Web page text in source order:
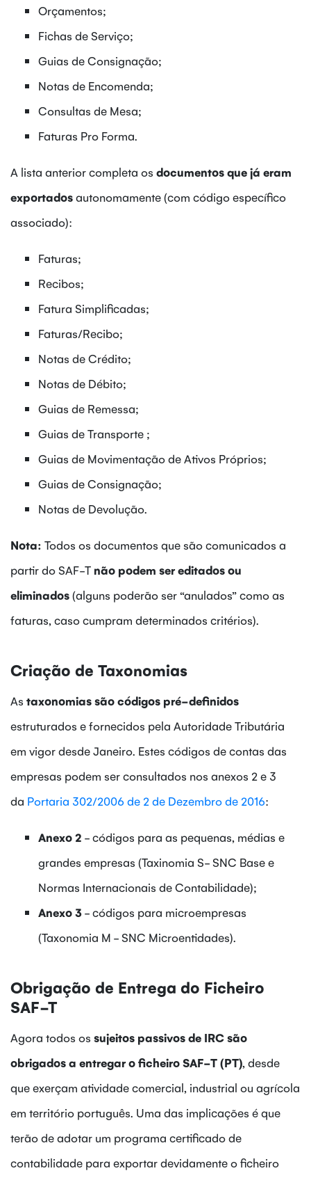
Orçamentos;
Fichas de Serviço;
Guias de Consignação;
Notas de Encomenda;
Consultas de Mesa;
Faturas Pro Forma.
A lista anterior completa os documentos que já eram
exportadosautonomamente (com código específico
associado):
Faturas;
Recibos;
Fatura Simplificadas;
Faturas/Recibo;
Notas de Crédito;
Notas de Débito;
Guias de Remessa;
Guias de Transporte ;
Guias de Movimentação de Ativos Próprios;
Guias de Consignação;
Notas de Devolução.
Nota: Todos os documentos que são comunicados a
partir do SAF-T não podem ser editados ou
eliminados(alguns poderão ser “anulados” como as
faturas, caso cumpram determinados critérios).
Criação de Taxonomias
As taxonomias são códigos pré-definidos
estruturados e fornecidos pela Autoridade Tributária
em vigor desde Janeiro. Estes códigos de contas das
empresas podem ser consultados nos anexos 2 e 3
da Portaria 302/2006 de 2 de Dezembro de 2016:
Anexo 2 - códigos para as pequenas, médias e
grandes empresas (Taxinomia S- SNC Base e
Normas Internacionais de Contabilidade);
Anexo 3- códigos para microempresas
(Taxonomia M - SNC Microentidades).
Obrigação de Entrega do Ficheiro
SAF-T
Agora todos os sujeitos passivos de IRC são
obrigados a entregar o ficheiro SAF-T (PT), desde
que exerçam atividade comercial, industrial ou agrícola
em território português. Uma das implicações é que
terão de adotar um programa certificado de
contabilidade para exportar devidamente o ficheiro